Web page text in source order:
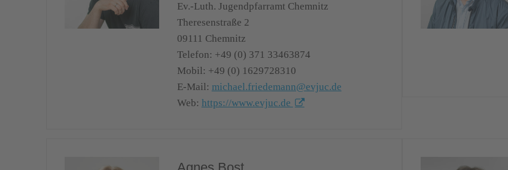
Ev.-Luth. Jugendpfarramt Chemnitz
Theresenstraße 2
09111 Chemnitz
Telefon: +49 (0) 371 33463874
Mobil: +49 (0) 1629728310
E-Mail: michael.friedemann@evjuc.de
Web: https://www.evjuc.de